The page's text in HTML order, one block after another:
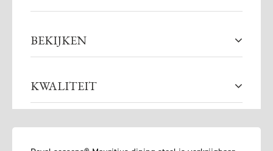
BEKIJKEN
KWALITEIT